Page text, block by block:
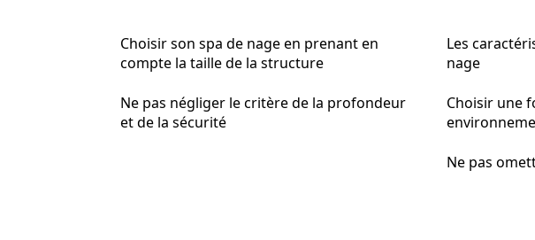
Choisir son spa de nage en prenant en
compte la taille de la structure
Ne pas négliger le critère de la profondeur
et de la sécurité
Les
nage
Choisir une
Ne pas